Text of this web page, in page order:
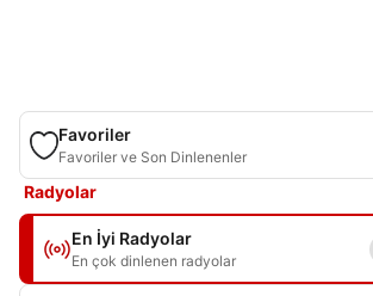
Favoriler
Favoriler ve Son Dinlenenler
Radyolar
En İyi Radyolar
En çok dinlenen radyolar